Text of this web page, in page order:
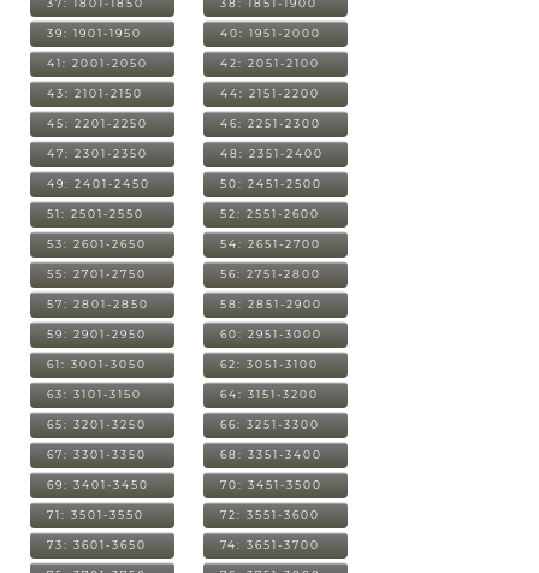
37: 1801-1850 38: 1851-1900
39: 1901-1950 40: 1951-2000
41: 2001-2050 42: 2051-2100
43: 2101-2150 44: 2151-2200
45: 2201-2250 46: 2251-2300
47: 2301-2350 48: 2351-2400
49: 2401-2450 50: 2451-2500
51: 2501-2550 52: 2551-2600
53: 2601-2650 54: 2651-2700
55: 2701-2750 56: 2751-2800
57: 2801-2850 58: 2851-2900
59: 2901-2950 60: 2951-3000
61: 3001-3050 62: 3051-3100
63: 3101-3150 64: 3151-3200
65: 3201-3250 66: 3251-3300
67: 3301-3350 68: 3351-3400
69: 3401-3450 70: 3451-3500
71: 3501-3550 72: 3551-3600
73: 3601-3650 74: 3651-3700